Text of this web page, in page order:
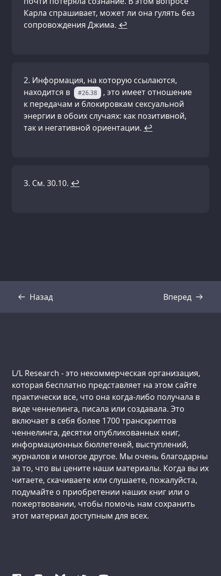
Карла спрашивает, может ли она гулять без
сопровождения Джима. ↩
Информация, на которую ссылаются,
находится в
#26.38
, это имеет отношение
к передачам и блокировкам сексуальной
энергии в обоих случаях: как позитивной,
так и негативной ориентации. ↩
См. 30.10. ↩
Назад
Стенограмма Вперед
Стенограмма
Support us:
L/L Research - это некоммерческая организация,
которая бесплатно представляет на этом сайте
практически все, что она когда-либо получала в
виде ченнелинга, писала или создавала. Это
включает в себя более 1700 транскриптов
ченнелинга, десятки опубликованных книг,
информационных бюллетеней, выступлений,
журналов и многое другое. Мы очень благодарны
за то, что вы цените наши материалы. Когда вы их
читаете, скачиваете или слушаете, пожалуйста,
подумайте о приобретении наших книг или о
пожертвовании, чтобы помочь нам сохранить
этот материал доступным для всех.